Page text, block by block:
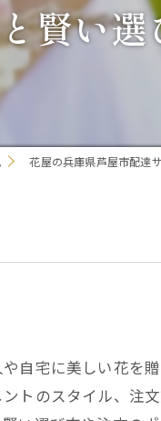
賢い選
花屋の兵庫県芦屋市配達
自宅に美しい花を
トのスタイル、注